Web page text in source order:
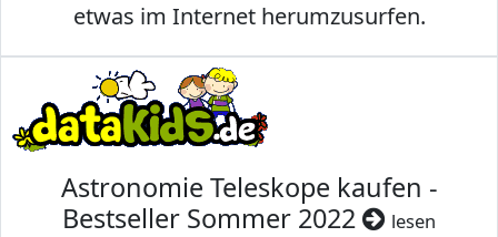
etwas im Internet herumzusurfen.
Astronomie Teleskope kaufen -
Bestseller Sommer 2022
lesen